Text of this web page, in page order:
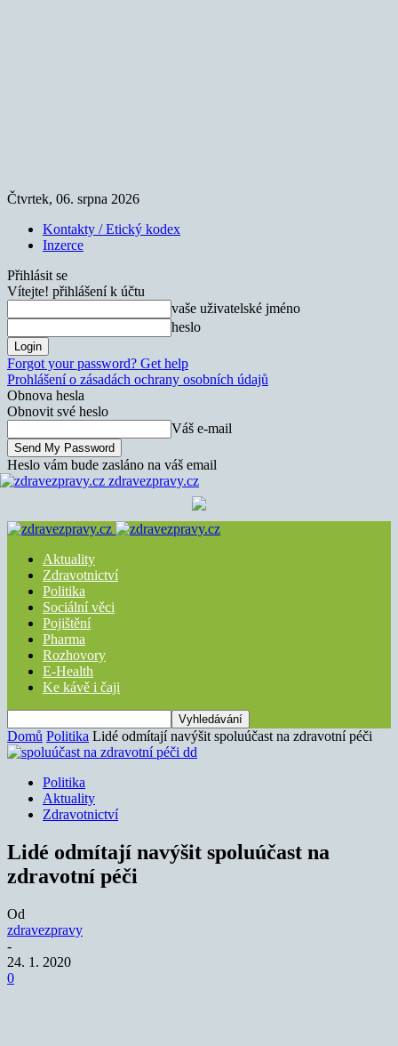
Čtvrtek, 06. srpna 2026
Kontakty / Etický kodex
Inzerce
Přihlásit se
Vítejte! přihlášení k účtu
vaše uživatelské jméno
heslo
Forgot your password? Get help
Prohlášení o zásadách ochrany osobních údajů
Obnova hesla
Obnovit své heslo
Váš e-mail
Heslo vám bude zasláno na váš email
zdravezpravy.cz
Aktuality
Zdravotnictví
Politika
Sociální věci
Pojištění
Pharma
Rozhovory
E-Health
Ke kávě i čaji
Domů Politika Lidé odmítají navýšit spoluúčast na zdravotní péči
Politika
Aktuality
Zdravotnictví
Lidé odmítají navýšit spoluúčast na
zdravotní péči
Od
zdravezpravy
-
24. 1. 2020
0